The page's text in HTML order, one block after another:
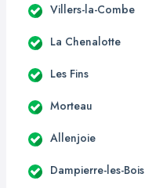
Villers-la-Combe
La Chenalotte
Les Fins
Morteau
Allenjoie
Dampierre-les-Bois